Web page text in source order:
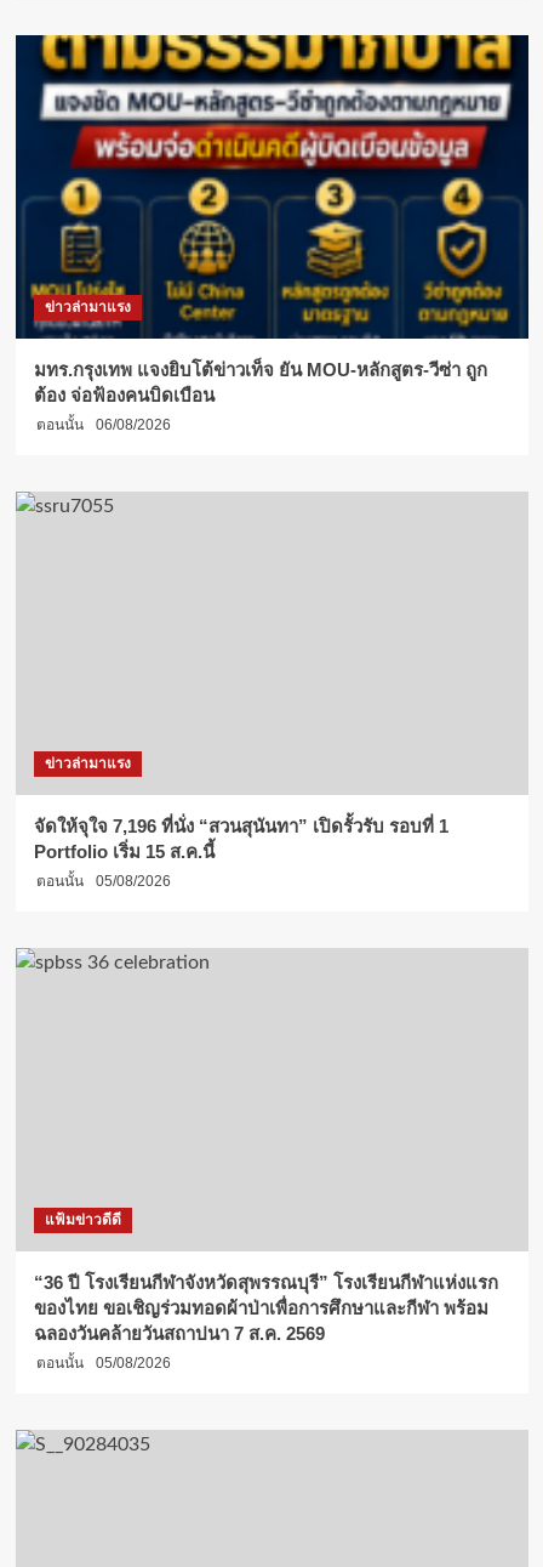
ข่าวล่ามาแรง
มทร.กรุงเทพ แจงยิบโต้ข่าวเท็จ ยัน MOU-หลักสูตร-วีซ่า ถูก
ต้อง จ่อฟ้องคนบิดเบือน
ตอนนั้น 06/08/2026
ข่าวล่ามาแรง
จัดให้จุใจ 7,196 ที่นั่ง “สวนสุนันทา” เปิดรั้วรับ รอบที่ 1
Portfolio เริ่ม 15 ส.ค.นี้
ตอนนั้น 05/08/2026
แฟ้มข่าวดีดี
“36 ปี โรงเรียนกีฬาจังหวัดสุพรรณบุรี” โรงเรียนกีฬาแห่งแรก
ของไทย ขอเชิญร่วมทอดผ้าป่าเพื่อการศึกษาและกีฬา พร้อม
ฉลองวันคล้ายวันสถาปนา 7 ส.ค. 2569
ตอนนั้น 05/08/2026